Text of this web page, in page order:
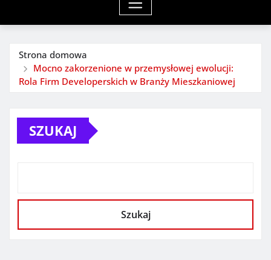
Strona domowa
Mocno zakorzenione w przemysłowej ewolucji:
Rola Firm Developerskich w Branży Mieszkaniowej
SZUKAJ
Szukaj